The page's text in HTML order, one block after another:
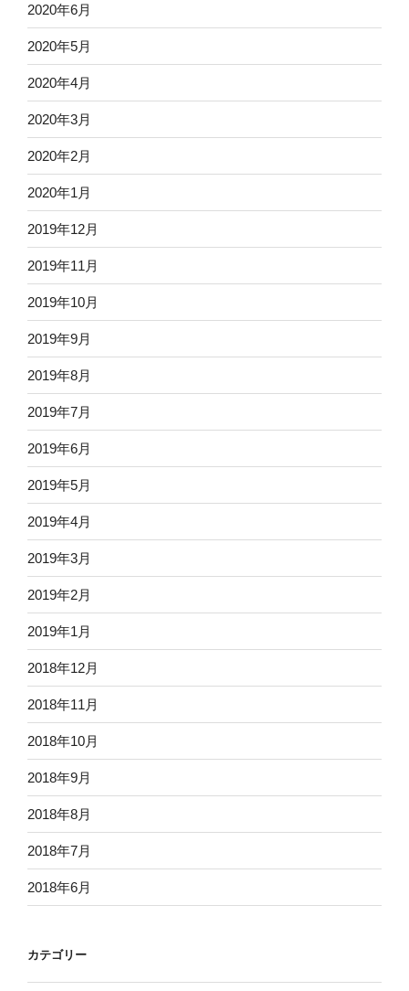
2020年6月
2020年5月
2020年4月
2020年3月
2020年2月
2020年1月
2019年12月
2019年11月
2019年10月
2019年9月
2019年8月
2019年7月
2019年6月
2019年5月
2019年4月
2019年3月
2019年2月
2019年1月
2018年12月
2018年11月
2018年10月
2018年9月
2018年8月
2018年7月
2018年6月
カテゴリー